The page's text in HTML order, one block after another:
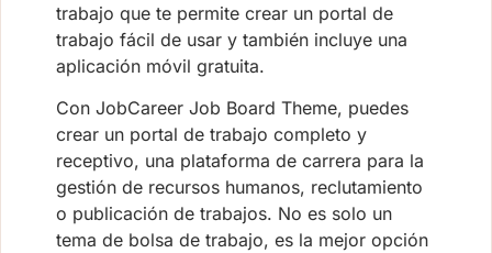
trabajo que te permite crear un portal de
trabajo fácil de usar y también incluye una
aplicación móvil gratuita.
Con JobCareer Job Board Theme, puedes
crear un portal de trabajo completo y
receptivo, una plataforma de carrera para la
gestión de recursos humanos, reclutamiento
o publicación de trabajos. No es solo un
tema de bolsa de trabajo, es la mejor opción